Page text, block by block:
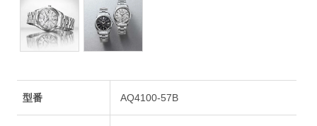
型番 AQ4100-57B